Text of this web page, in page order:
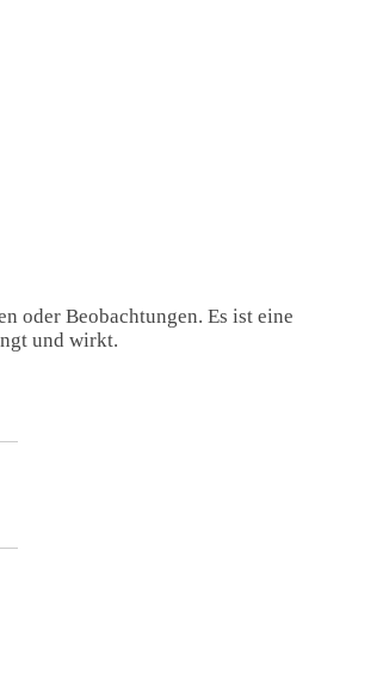
oder Beobachtungen. Es ist eine
und wirkt.